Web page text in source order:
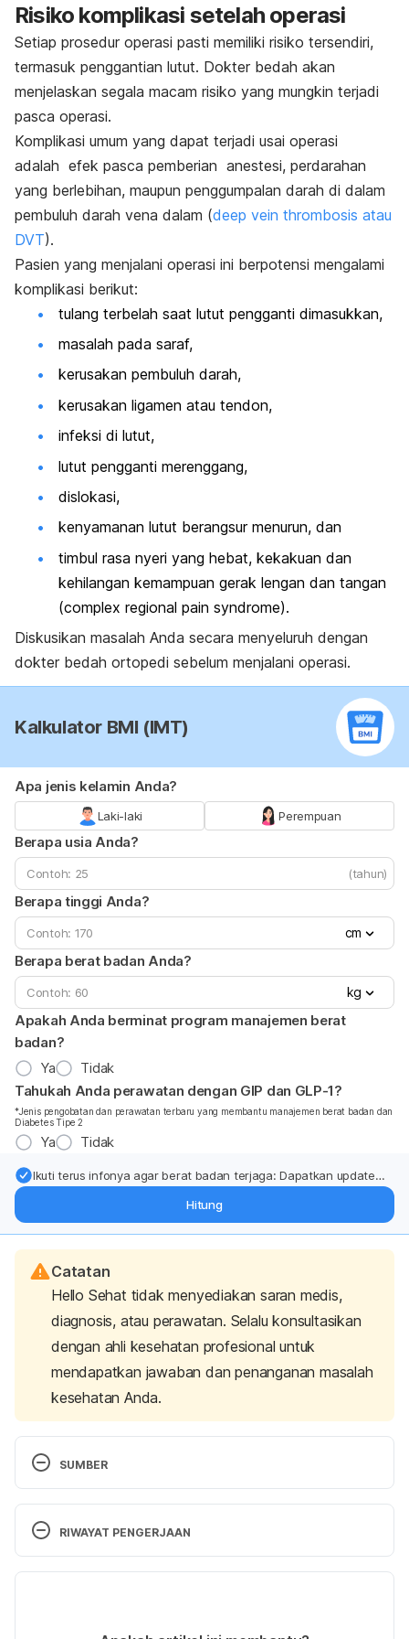
Risiko komplikasi setelah operasi
Setiap prosedur operasi pasti memiliki risiko tersendiri,
termasuk penggantian lutut. Dokter bedah akan
menjelaskan segala macam risiko yang mungkin terjadi
pasca operasi.
Komplikasi umum yang dapat terjadi usai operasi
adalah efek pasca pemberian anestesi, perdarahan
yang berlebihan, maupun penggumpalan darah di dalam
pembuluh darah vena dalam (deep vein thrombosis atau
DVT).
Pasien yang menjalani operasi ini berpotensi mengalami
komplikasi berikut:
tulang terbelah saat lutut pengganti dimasukkan,
masalah pada saraf,
kerusakan pembuluh darah,
kerusakan ligamen atau tendon,
infeksi di lutut,
lutut pengganti merenggang,
dislokasi,
kenyamanan lutut berangsur menurun, dan
timbul rasa nyeri yang hebat, kekakuan dan
kehilangan kemampuan gerak lengan dan tangan
(complex regional pain syndrome).
Diskusikan masalah Anda secara menyeluruh dengan
dokter bedah ortopedi sebelum menjalani operasi.
Kalkulator BMI (IMT)
Apa jenis kelamin Anda?
Laki-laki Perempuan
Berapa usia Anda?
(tahun)
Berapa tinggi Anda?
cm
Berapa berat badan Anda?
kg
Apakah Anda berminat program manajemen berat
badan?
Ya
Tidak
Tahukah Anda perawatan dengan GIP dan GLP-1?
*Jenis pengobatan dan perawatan terbaru yang membantu manajemen berat badan dan
Diabetes Tipe 2
Ya Tidak
Ikuti terus infonya agar berat badan terjaga: Dapatkan update
Hitung
Catatan
Hello Sehat tidak menyediakan saran medis,
diagnosis, atau perawatan. Selalu konsultasikan
dengan ahli kesehatan profesional untuk
mendapatkan jawaban dan penanganan masalah
kesehatan Anda.
SUMBER
Knee replacement. Retrieved 24 June 2021, from
https://www.mayoclinic.org/tests-procedures/knee-
replacement/about/pac-20385276
https://www.hopkinsmedicine.org/health/treatment-
RIWAYAT PENGERJAAN
Ditulis oleh Shylma Na'imah